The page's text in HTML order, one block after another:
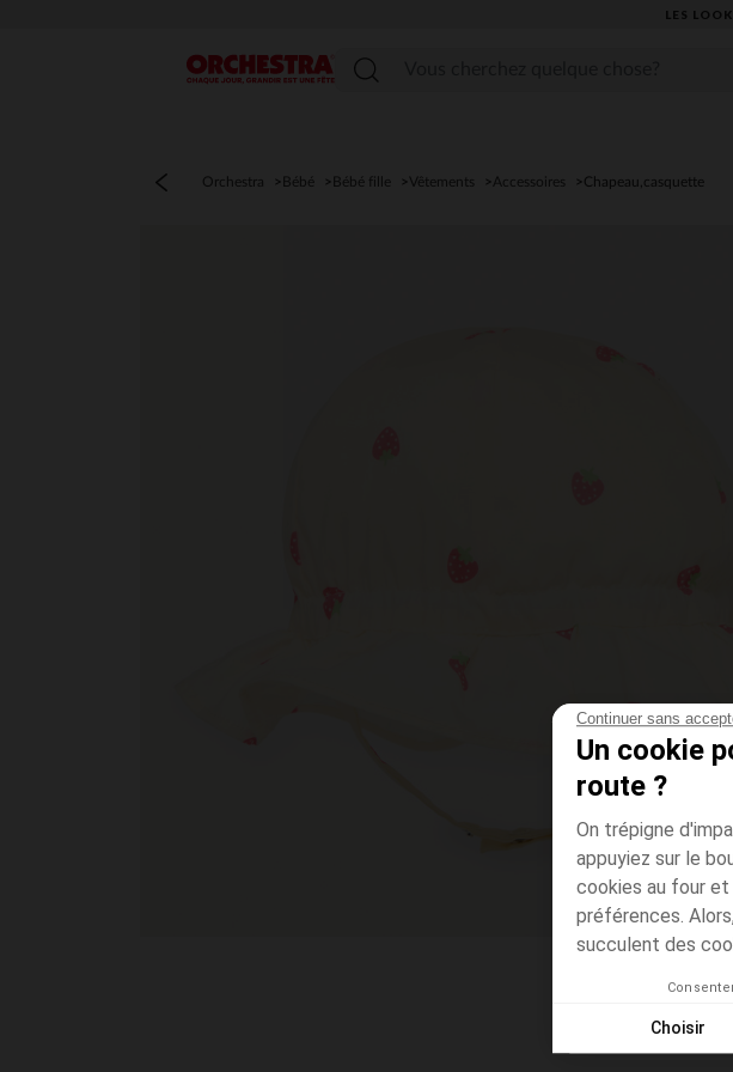
Continuer sans
Un cookie
route ?
On trépigne
appuyiez sur le
cookies au four
préférences.
succulent des
Choisir
LES
Menu
Orchestra Bébé Bébé fille Vêtements Accessoires Chapeau,casquette